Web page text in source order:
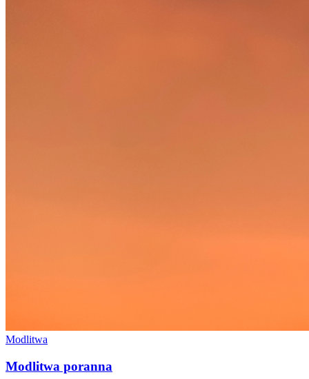
Modlitwa
Modlitwa poranna